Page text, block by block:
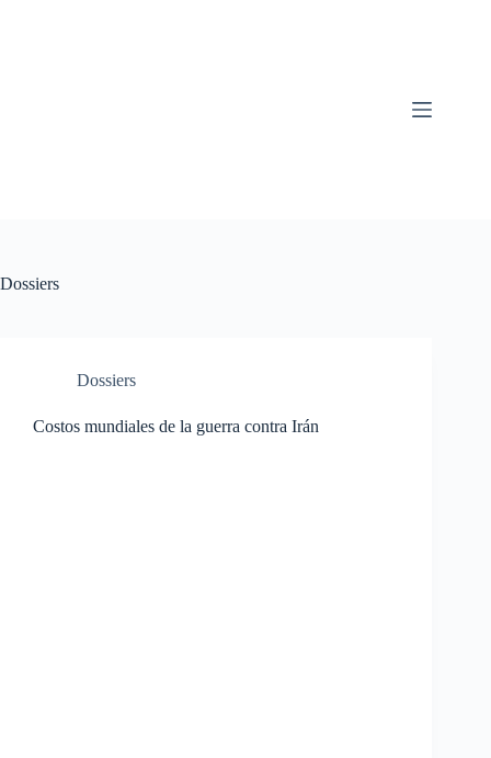
Dossiers
Dossiers
Costos mundiales de la guerra contra Irán